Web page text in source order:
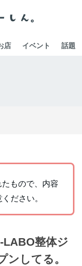
店 イベント 話題
もので、内容
ださい。
整体ジ
ンしてる。